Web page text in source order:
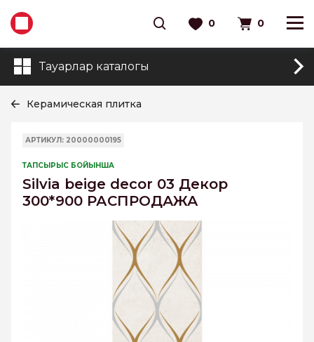
0 0
Тауарлар каталогы
Керамическая плитка
АРТИКУЛ: 20000000195
ТАПСЫРЫС БОЙЫНША
Silvia beige decor 03 Декор
300*900 РАСПРОДАЖА